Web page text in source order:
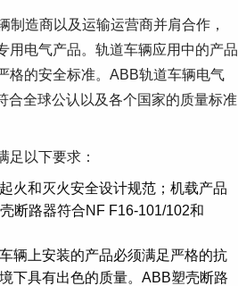
制造商以及运输运营商并肩合作，
用电气产品。轨道车辆应用中的产品
格的安全标准。ABB轨道车辆电气
合全球公认以及各个国家的质量标准
足以下要求：
火和灭火安全设计规范；机载产品
断路器符合NF F16-101/102和
辆上安装的产品必须满足严格的抗
下具有出色的质量。ABB塑壳断路